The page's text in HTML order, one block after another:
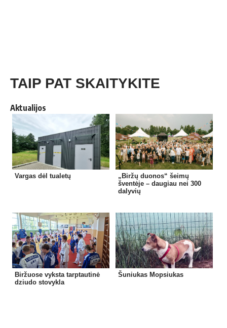
TAIP PAT SKAITYKITE
Aktualijos
Vargas dėl tualetų
„Biržų duonos“ šeimų
šventėje – daugiau nei 300
dalyvių
Biržuose vyksta tarptautinė
dziudo stovykla
Šuniukas Mopsiukas